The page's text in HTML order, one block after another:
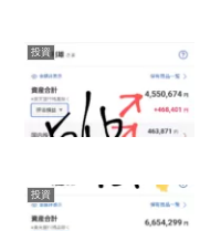
投資
投資